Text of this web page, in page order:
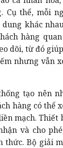
Cụ thể, mỗi
khác
hàng
dõi, từ đó
nhưng vẫn
tạo nên
hàng có thể
mạch. Thiết
và cho
thức. Bộ giải